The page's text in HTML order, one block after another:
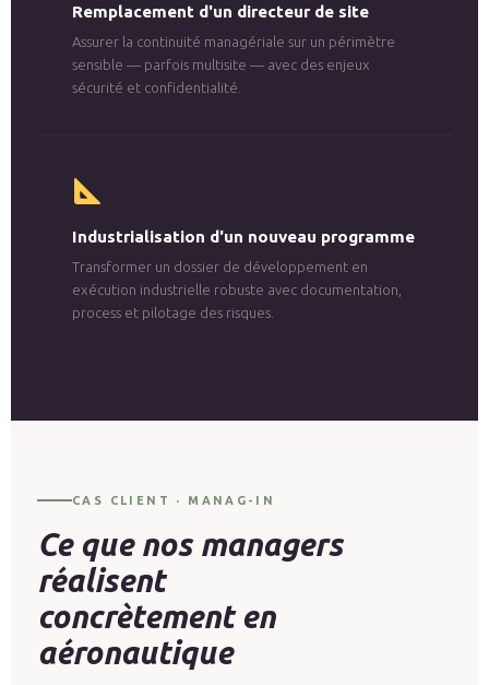
Remplacement d'un directeur de site
Assurer la continuité managériale sur un périmètre
sensible — parfois multisite — avec des enjeux
sécurité et confidentialité.
Industrialisation d'un nouveau programme
Transformer un dossier de développement en
exécution industrielle robuste avec documentation,
process et pilotage des risques.
CAS CLIENT · MANAG-IN
Ce que nos managers
réalisent
concrètement en
aéronautique